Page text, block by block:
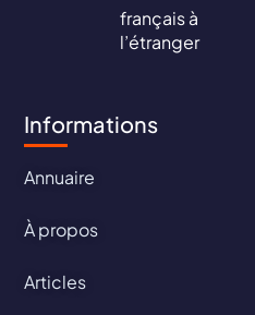
français à
l’étranger
Informations
Annuaire
À propos
Articles